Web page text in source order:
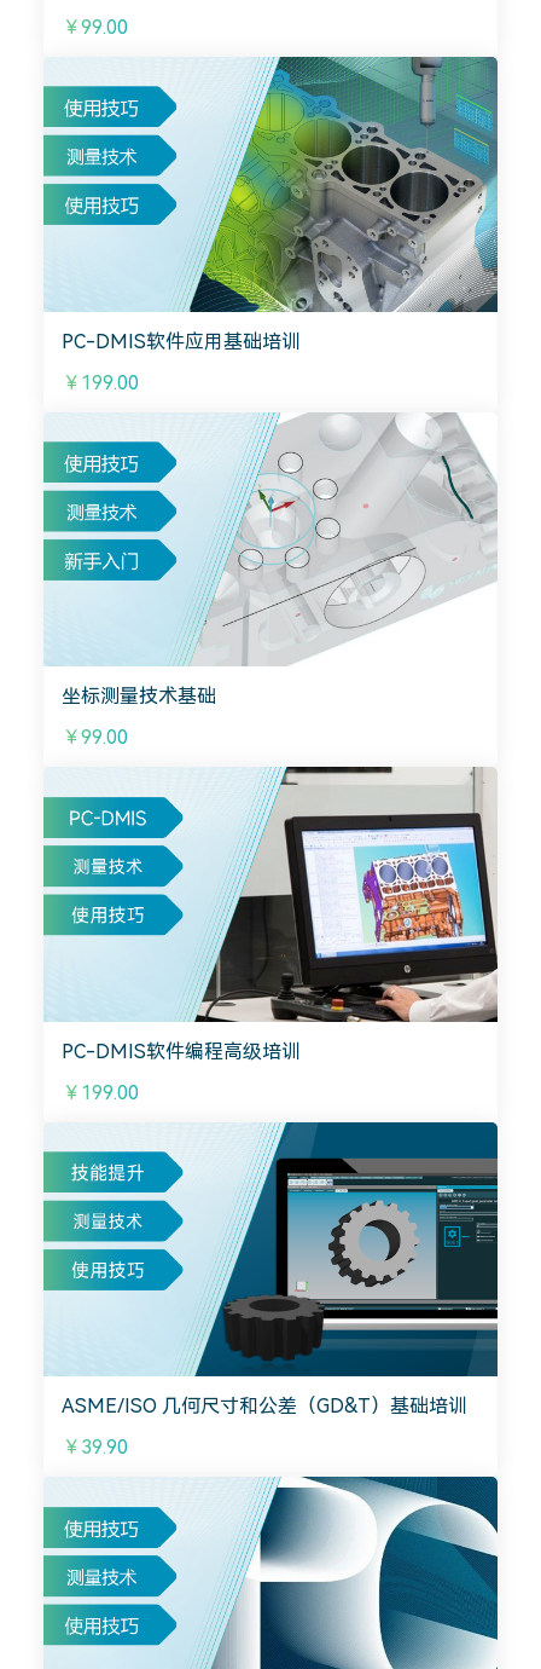
￥99.00
PC-DMIS软件应用基础培训
￥199.00
坐标测量技术基础
￥99.00
PC-DMIS软件编程高级培训
￥199.00
ASME/ISO 几何尺寸和公差（GD&T）基础培训
￥39.90